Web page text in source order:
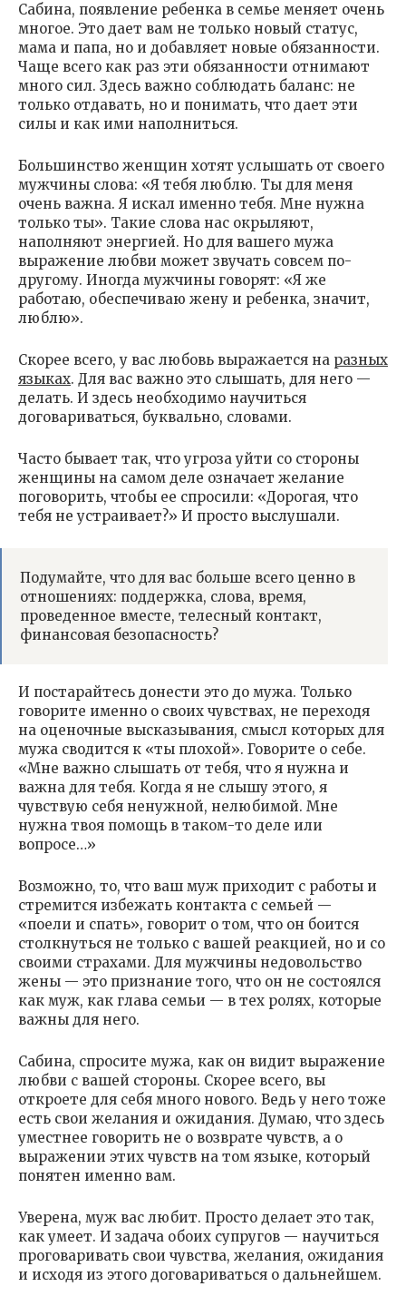
Сабина, появление ребенка в семье меняет очень
многое. Это дает вам не только новый статус,
мама и папа, но и добавляет новые обязанности.
Чаще всего как раз эти обязанности отнимают
много сил. Здесь важно соблюдать баланс: не
только отдавать, но и понимать, что дает эти
силы и как ими наполниться.
Большинство женщин хотят услышать от своего
мужчины слова: «Я тебя люблю. Ты для меня
очень важна. Я искал именно тебя. Мне нужна
только ты». Такие слова нас окрыляют,
наполняют энергией. Но для вашего мужа
выражение любви может звучать совсем по-
другому. Иногда мужчины говорят: «Я же
работаю, обеспечиваю жену и ребенка, значит,
люблю».
Скорее всего, у вас любовь выражается на разных
языках. Для вас важно это слышать, для него —
делать. И здесь необходимо научиться
договариваться, буквально, словами.
Часто бывает так, что угроза уйти со стороны
женщины на самом деле означает желание
поговорить, чтобы ее спросили: «Дорогая, что
тебя не устраивает?» И просто выслушали.
Подумайте, что для вас больше всего ценно в
отношениях: поддержка, слова, время,
проведенное вместе, телесный контакт,
финансовая безопасность?
И постарайтесь донести это до мужа. Только
говорите именно о своих чувствах, не переходя
на оценочные высказывания, смысл которых для
мужа сводится к «ты плохой». Говорите о себе.
«Мне важно слышать от тебя, что я нужна и
важна для тебя. Когда я не слышу этого, я
чувствую себя ненужной, нелюбимой. Мне
нужна твоя помощь в таком-то деле или
вопросе…»
Возможно, то, что ваш муж приходит с работы и
стремится избежать контакта с семьей —
«поели и спать», говорит о том, что он боится
столкнуться не только с вашей реакцией, но и со
своими страхами. Для мужчины недовольство
жены — это признание того, что он не состоялся
как муж, как глава семьи — в тех ролях, которые
важны для него.
Сабина, спросите мужа, как он видит выражение
любви с вашей стороны. Скорее всего, вы
откроете для себя много нового. Ведь у него тоже
есть свои желания и ожидания. Думаю, что здесь
уместнее говорить не о возврате чувств, а о
выражении этих чувств на том языке, который
понятен именно вам.
Уверена, муж вас любит. Просто делает это так,
как умеет. И задача обоих супругов — научиться
проговаривать свои чувства, желания, ожидания
и исходя из этого договариваться о дальнейшем.